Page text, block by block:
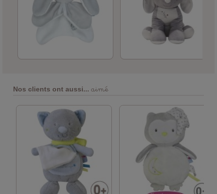
Nos clients ont aussi... aimé